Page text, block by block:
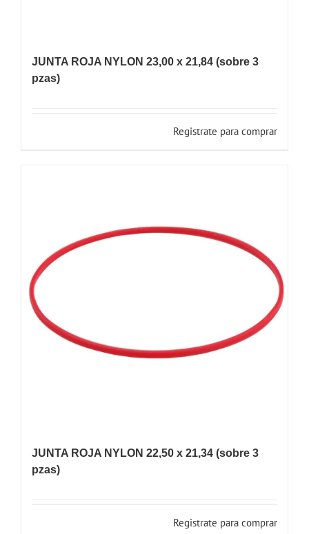
JUNTA ROJA NYLON 23,00 x 21,84 (sobre 3
pzas)
Registrate para comprar
JUNTA ROJA NYLON 22,50 x 21,34 (sobre 3
pzas)
Registrate para comprar